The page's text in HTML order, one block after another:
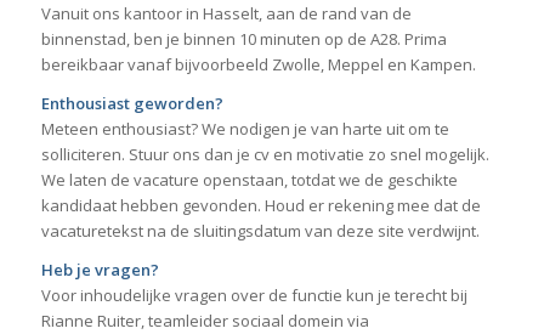
Vanuit ons kantoor in Hasselt, aan de rand van de
binnenstad, ben je binnen 10 minuten op de A28. Prima
bereikbaar vanaf bijvoorbeeld Zwolle, Meppel en Kampen.
Enthousiast geworden?
Meteen enthousiast? We nodigen je van harte uit om te
solliciteren. Stuur ons dan je cv en motivatie zo snel mogelijk.
We laten de vacature openstaan, totdat we de geschikte
kandidaat hebben gevonden. Houd er rekening mee dat de
vacaturetekst na de sluitingsdatum van deze site verdwijnt.
Heb je vragen?
Voor inhoudelijke vragen over de functie kun je terecht bij
Rianne Ruiter, teamleider sociaal domein via